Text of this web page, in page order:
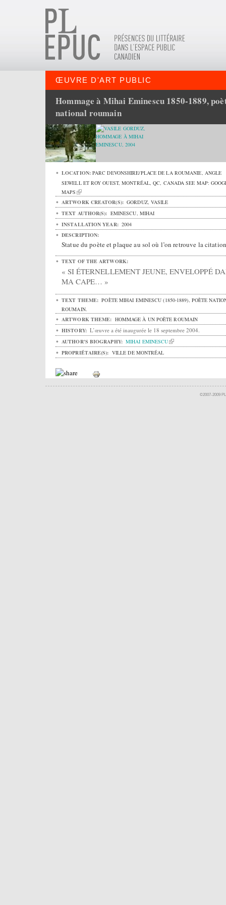
ŒUVRE D'ART PUBLIC
Hommage à Mihai Eminescu 1850-1889,
national roumain
LOCATION: PARC DEVONSHIRE/PLACE DE LA ROUMANIE, ANGLE
SEWELL ET ROY OUEST,MONTRÉAL,QC, CANADA SEE MAP:
MAPS
ARTWORK CREATOR(S): GORDUZ, VASILE
TEXT AUTHOR(S): EMINESCU, MIHAI
INSTALLATION YEAR: 2004
DESCRIPTION:
Statue du poète et plaque au sol où l’on retrouve la
TEXT OF THE ARTWORK:
« SI ÉTERNELLEMENT JEUNE, ENVELOPPÉ
MA CAPE… »
TEXT THEME: POÈTE MIHAI EMINESCU (1850-1889), POÈTE
ROUMAIN.
ARTWORK THEME: HOMMAGE À UN POÈTE ROUMAIN
HISTORY: L’œuvre a été inaugurée le 18 septembre 2004.
AUTHOR'S BIOGRAPHY: MIHAI EMINESCU
PROPRIÉTAIRE(S): VILLE DE MONTRÉAL
©2007-2009